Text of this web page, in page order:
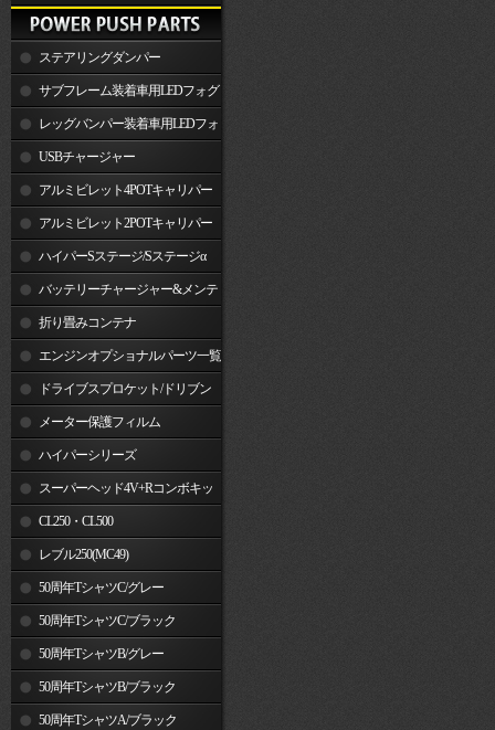
ステアリングダンパー
サブフレーム装着車用LEDフォグ
ランプレッグバンパー装着車用LEDフォ
グランプUSBチャージャー
アルミビレット4POTキャリパー
関連製品アルミビレット2POTキャリパー
関連製品ハイパーSステージ/Sステージα
バッテリーチャージャー&メンテ
ナー 折り畳みコンテナ
エンジンオプショナルパーツ一覧
ドライブスプロケット/ドリブン
スプロケット
メーター保護フィルム
ハイパーシリーズ
スーパーヘッド4V+Rコンボキッ
ト CL250・CL500
レブル250(MC49)
50周年TシャツC/グレー
50周年TシャツC/ブラック
50周年TシャツB/グレー
50周年TシャツB/ブラック
50周年TシャツA/ブラック